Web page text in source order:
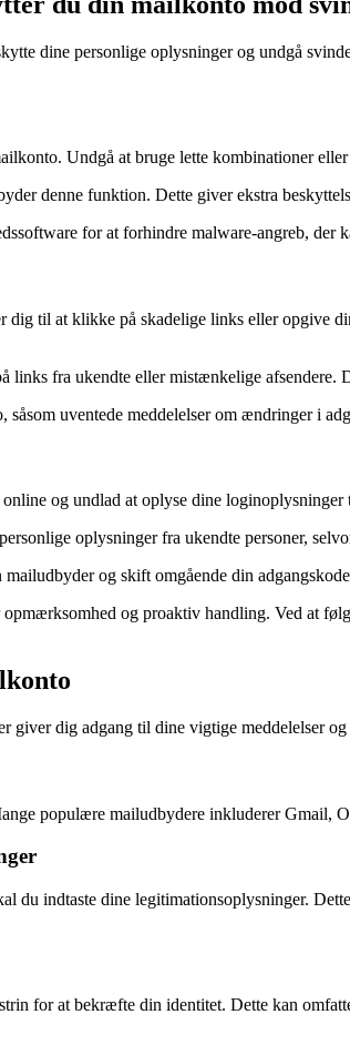
dine personlige oplysninger og undgå
Undgå at bruge lette kombinationer
denne funktion. Dette giver ekstra
for at forhindre malware-angreb, der
til at klikke på skadelige links eller opgive
fra ukendte eller mistænkelige afsendere.
uventede meddelelser om ændringer i
og undlad at oplyse dine loginoplysninger
oplysninger fra ukendte personer,
og skift omgående din
og proaktiv handling. Ved at
giver dig adgang til dine vigtige meddelelser
populære mailudbydere inkluderer
du indtaste dine legitimationsoplysninger.
for at bekræfte din identitet. Dette kan